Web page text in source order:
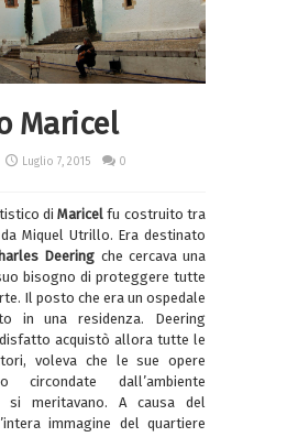
Maricel
Luglio 7, 2015
0
diMaricel fu costruito tra
Miquel Utrillo. Era destinato
Deering che cercava una
bisogno di proteggere tutte
Il posto che era un ospedale
in una residenza. Deering
acquistò allora tutte le
voleva che le sue opere
circondate dall’ambiente
si meritavano. A causa del
immagine del quartiere